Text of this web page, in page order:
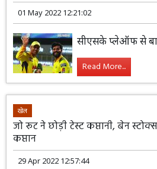
01 May 2022 12:21:02
सीएसके प्लेऑफ से
Read More...
खेल
जो रूट ने छोड़ी टेस्ट कप्तानी, बेन
कप्तान
29 Apr 2022 12:57:44